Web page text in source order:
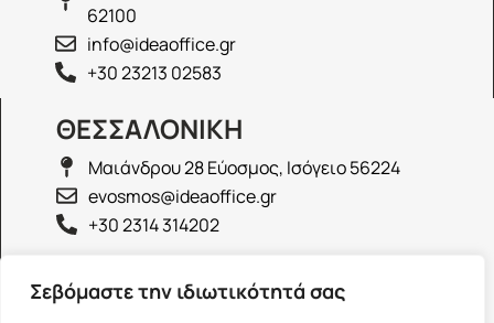
Σεβόμαστε την ιδιωτικότητά σας
62100
info@ideaoffice.gr
+30 23213 02583
ΘΕΣΣΑΛΟΝΙΚΗ
Μαιάνδρου 28 Εύοσμος, Ισόγειο 56224
evosmos@ideaoffice.gr
+30 2314 314202
ΙΩΑΝΝΙΝΑ